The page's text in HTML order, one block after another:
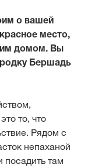
о вашей
место,
домом. Вы
Бершадь
то, что
Рядом с
непаханой
посадить там